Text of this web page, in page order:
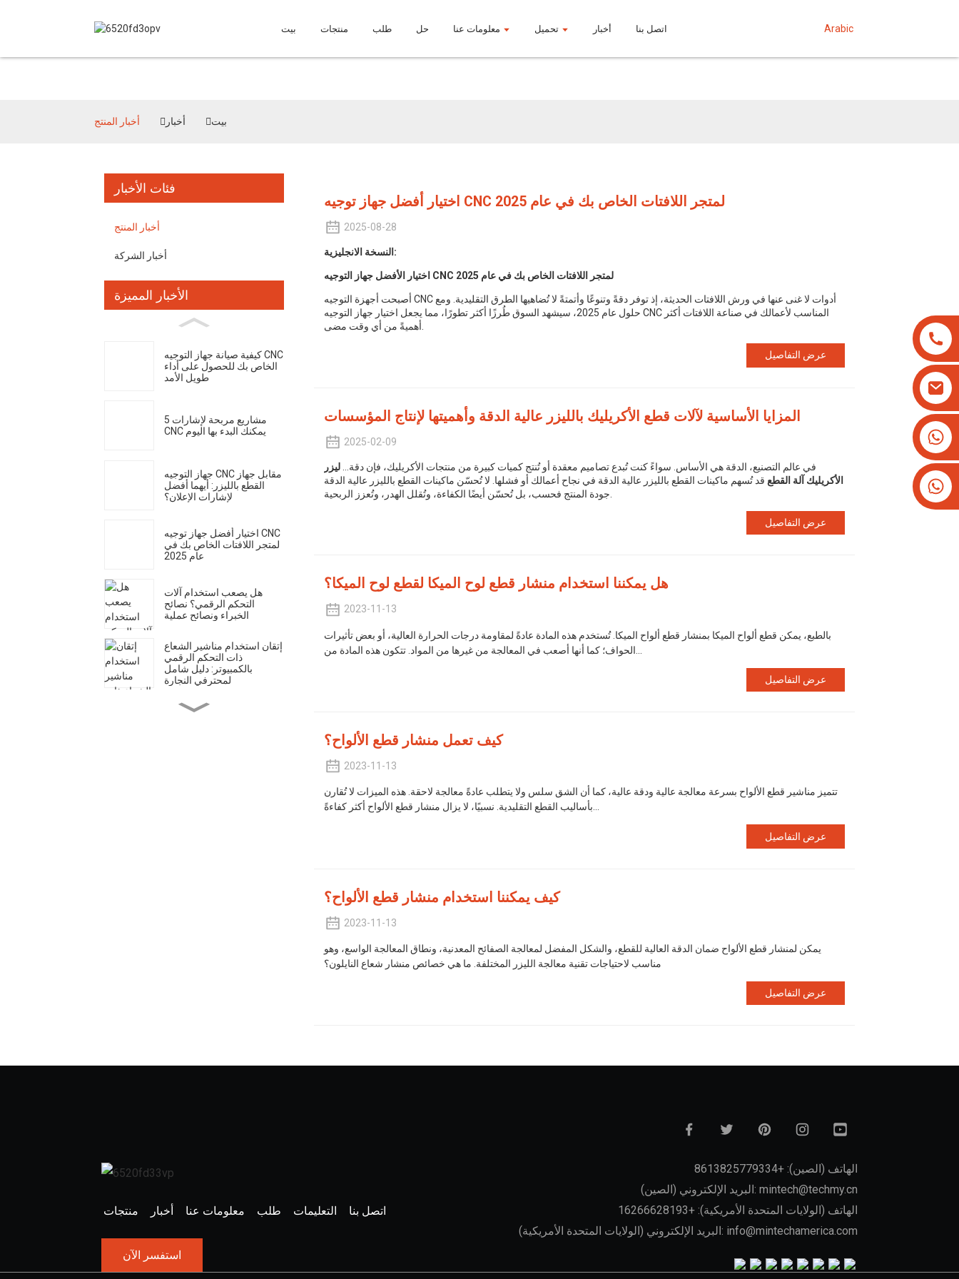
بيت منتجات طلب حل معلومات عنا تحميل أخبار اتصل بنا Arabic
أخبار المنتج
بيت أخبار أخبار المنتج
فئات الأخبار
أخبار المنتج
أخبار الشركة
الأخبار المميزة
كيفية صيانة جهاز التوجيه CNC
الخاص بك للحصول على أداء
طويل الأمد
5 مشاريع مربحة لإشارات
CNC يمكنك البدء بها اليوم
جهاز التوجيه CNC مقابل جهاز
القطع بالليزر: أيهما أفضل
لإشارات الإعلان؟
اختيار أفضل جهاز توجيه CNC
لمتجر اللافتات الخاص بك في
عام 2025
هل يصعب استخدام آلات
التحكم الرقمي؟ نصائح
الخبراء ونصائح عملية
إتقان استخدام مناشير الشعاع
ذات التحكم الرقمي
بالكمبيوتر: دليل شامل
لمحترفي النجارة
اختيار أفضل جهاز توجيه CNC لمتجر اللافتات الخاص بك في عام 2025
2025-08-28
النسخة الانجليزية:
اختيار الأفضل جهاز التوجيه CNC لمتجر اللافتات الخاص بك في عام 2025
أصبحت أجهزة التوجيه CNC أدوات لا غنى عنها في ورش اللافتات الحديثة، إذ توفر دقةً وتنوعًا وأتمتةً لا تُضاهيها الطرق التقليدية. ومع
حلول عام 2025، سيشهد السوق طُرزًا أكثر تطورًا، مما يجعل اختيار جهاز التوجيه CNC المناسب لأعمالك في صناعة اللافتات أكثر
أهميةً من أي وقت مضى.
عرض التفاصيل
المزايا الأساسية لآلات قطع الأكريليك بالليزر عالية الدقة وأهميتها لإنتاج المؤسسات
2025-02-09
في عالم التصنيع، الدقة هي الأساس. سواءً كنت تُبدع تصاميم معقدة أو تُنتج كميات كبيرة من منتجات الأكريليك، فإن دقة... ليزر
الأكريليك آلة القطع قد تُسهم ماكينات القطع بالليزر عالية الدقة في نجاح أعمالك أو فشلها. لا تُحسّن ماكينات القطع بالليزر عالية الدقة
عرض التفاصيل
هل يمكننا استخدام منشار قطع لوح الميكا لقطع لوح الميكا؟
2023-11-13
بالطبع، يمكن قطع ألواح الميكا بمنشار قطع ألواح الميكا. تُستخدم هذه المادة عادةً لمقاومة درجات الحرارة العالية، أو بعض تأثيرات
عرض التفاصيل
كيف تعمل منشار قطع الألواح؟
2023-11-13
تتميز مناشير قطع الألواح بسرعة معالجة عالية ودقة عالية، كما أن الشق سلس ولا يتطلب عادةً معالجة لاحقة. هذه الميزات لا تُقارن
بأساليب القطع التقليدية. نسبيًا، لا يزال منشار قطع الألواح أكثر كفاءةً...
عرض التفاصيل
كيف يمكننا استخدام منشار قطع الألواح؟
2023-11-13
يمكن لمنشار قطع الألواح ضمان الدقة العالية للقطع، والشكل المفضل لمعالجة الصفائح المعدنية، ونطاق المعالجة الواسع، وهو
مناسب لاحتياجات تقنية معالجة الليزر المختلفة. ما هي خصائص منشار شعاع النايلون؟
عرض التفاصيل
منتجات أخبار معلومات عنا طلب التعليمات اتصل بنا
استفسر الآن
الهاتف (الصين): +8613825779334
البريد الإلكتروني (الصين): mintech@techmy.cn
الهاتف (الولايات المتحدة الأمريكية): +16266628193
البريد الإلكتروني (الولايات المتحدة الأمريكية): info@mintechamerica.com